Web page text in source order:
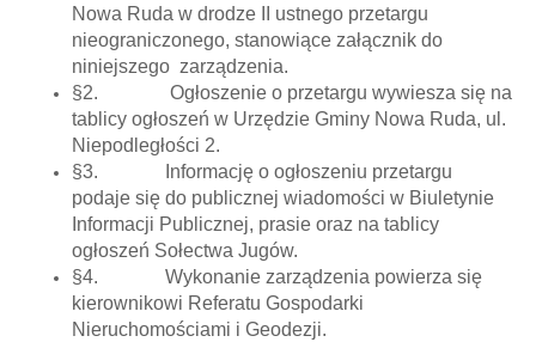
Nowa Ruda w drodze II ustnego przetargu
nieograniczonego, stanowiące załącznik do
niniejszego zarządzenia.
§2. Ogłoszenie o przetargu wywiesza się na
tablicy ogłoszeń w Urzędzie Gminy Nowa Ruda, ul.
Niepodległości 2.
§3. Informację o ogłoszeniu przetargu
podaje się do publicznej wiadomości w Biuletynie
Informacji Publicznej, prasie oraz na tablicy
ogłoszeń Sołectwa Jugów.
§4. Wykonanie zarządzenia powierza się
kierownikowi Referatu Gospodarki
Nieruchomościami i Geodezji.